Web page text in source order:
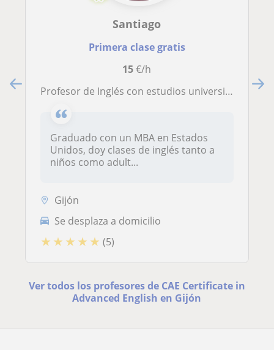
Santiago
Primera clase gratis
15€/h
Profesor de Inglés con estudios universitarios Estados Unidos
Graduado con un MBA en Estados
Unidos, doy clases de inglés tanto a
niños como adult...
Gijón
Se desplaza a domicilio
★ ★ ★ ★ ★ (5)
Ver todos los profesores de CAE Certificate in
Advanced English en Gijón